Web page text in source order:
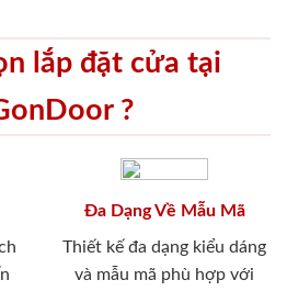
lắp đặt cửa tại
?
Đa Dạng Về Mẫu Mã
Thiết kế đa dạng kiểu dáng
và mẫu mã phù hợp với